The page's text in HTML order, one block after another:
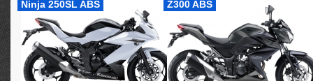
Ninja 250SL ABS Z300 ABS